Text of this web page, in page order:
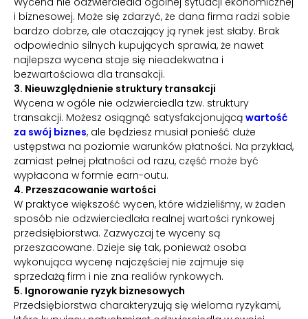
i biznesowej. Może się zdarzyć, że dana firma radzi sobie
bardzo dobrze, ale otaczający ją rynek jest słaby. Brak
odpowiednio silnych kupujących sprawia, że nawet
najlepsza wycena staje się nieadekwatna i
bezwartościowa dla transakcji.
3. Nieuwzględnienie struktury transakcji
Wycena w ogóle nie odzwierciedla tzw. struktury
transakcji. Możesz osiągnąć satysfakcjonującą wartość
za swój biznes, ale będziesz musiał ponieść duże
ustępstwa na poziomie warunków płatności. Na przykład,
zamiast pełnej płatności od razu, część może być
wypłacona w formie earn-outu.
4. Przeszacowanie wartości
W praktyce większość wycen, które widzieliśmy, w żaden
sposób nie odzwierciedlała realnej wartości rynkowej
przedsiębiorstwa. Zazwyczaj te wyceny są
przeszacowane. Dzieje się tak, ponieważ osoba
wykonująca wycenę najczęściej nie zajmuje się
sprzedażą firm i nie zna realiów rynkowych.
5. Ignorowanie ryzyk biznesowych
Przedsiębiorstwa charakteryzują się wieloma ryzykami,